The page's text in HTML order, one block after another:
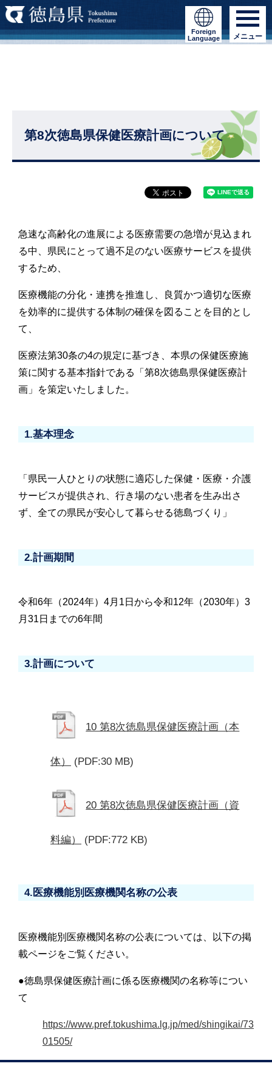
Foreign
Language
メニュー
第8次徳島県保健医療計画について
急速な高齢化の進展による医療需要の急増が見込まれ
る中、県民にとって過不足のない医療サービスを提供
するため、
医療機能の分化・連携を推進し、良質かつ適切な医療
を効率的に提供する体制の確保を図ることを目的とし
て、
医療法第30条の4の規定に基づき、本県の保健医療施
策に関する基本指針である「第8次徳島県保健医療計
画」を策定いたしました。
1.基本理念
「県民一人ひとりの状態に適応した保健・医療・介護
サービスが提供され、行き場のない患者を生み出さ
ず、全ての県民が安心して暮らせる徳島づくり」
2.計画期間
令和6年（2024年）4月1日から令和12年（2030年）3
月31日までの6年間
3.計画について
10 第8次徳島県保健医療計画（本
体） (PDF:30 MB)
20 第8次徳島県保健医療計画（資
料編） (PDF:772 KB)
4.医療機能別医療機関名称の公表
医療機能別医療機関名称の公表については、以下の掲
載ページをご覧ください。
●徳島県保健医療計画に係る医療機関の名称等につい
て
https://www.pref.tokushima.lg.jp/med/shingikai/73
01505/